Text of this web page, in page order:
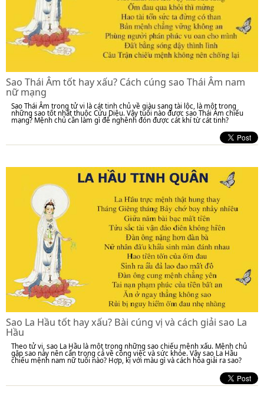
Sao Thái Âm tốt hay xấu? Cách cúng sao Thái Âm nam
nữ mạng
Sao Thái Âm trong tử vi là cát tinh chủ về giàu sang tài lộc, là một trong
những sao tốt nhất thuộc Cửu Diệu. Vậy tuổi nào được sao Thái Âm chiếu
mạng? Mệnh chủ cần làm gì để nghênh đón được cát khí từ cát tinh?
Sao La Hầu tốt hay xấu? Bài cúng vị và cách giải sao La
Hầu
Theo tử vi, sao La Hầu là một trong những sao chiếu mệnh xấu. Mệnh chủ
gặp sao này nên cẩn trọng cả về công việc và sức khỏe. Vậy sao La Hầu
chiếu mệnh nam nữ tuổi nào? Hợp, kị với màu gì và cách hóa giải ra sao?